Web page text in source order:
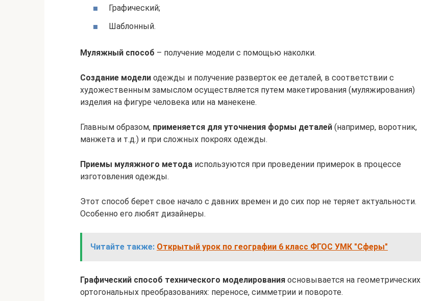
Графический;
Шаблонный.
Муляжный способ – получение модели с помощью наколки.
Создание модели одежды и получение разверток ее деталей, в соответствии с
художественным замыслом осуществляется путем макетирования (муляжирования)
изделия на фигуре человека или на манекене.
Главным образом, применяется для уточнения формы деталей (например, воротник,
манжета и т.д.) и при сложных покроях одежды.
Приемы муляжного метода используются при проведении примерок в процессе
изготовления одежды.
Этот способ берет свое начало с давних времен и до сих пор не теряет актуальности.
Особенно его любят дизайнеры.
Читайте также: Открытый урок по географии 6 класс ФГОС УМК "Сферы"
Графический способ технического моделирования основывается на геометрических
ортогональных преобразованиях: переносе, симметрии и повороте.